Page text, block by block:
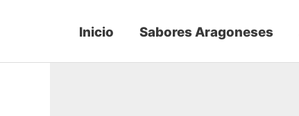
Inicio Sabores Aragoneses